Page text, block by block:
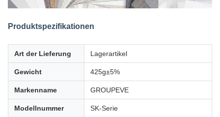
Produktspezifikationen
Art der Lieferung Lagerartikel
Gewicht 425g±5%
Markenname GROUPEVE
Modellnummer SK-Serie